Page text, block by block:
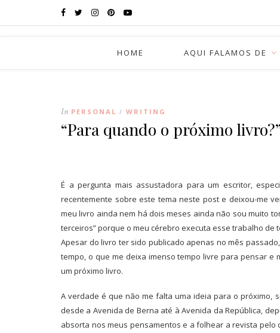
HOME AQUI FALAMOS DE
In PERSONAL / WRITING
“Para quando o próximo
É a pergunta mais assustadora para um escritor,
recentemente sobre este tema neste post e deixou-me
meu livro ainda nem há dois meses ainda não sou muito
terceiros” porque o meu cérebro executa esse trabalho de
Apesar do livro ter sido publicado apenas no mês
tempo, o que me deixa imenso tempo livre para pensar
um próximo livro.
A verdade é que não me falta uma ideia para o próximo,
desde a Avenida de Berna até à Avenida da República,
absorta nos meus pensamentos e a folhear a revista